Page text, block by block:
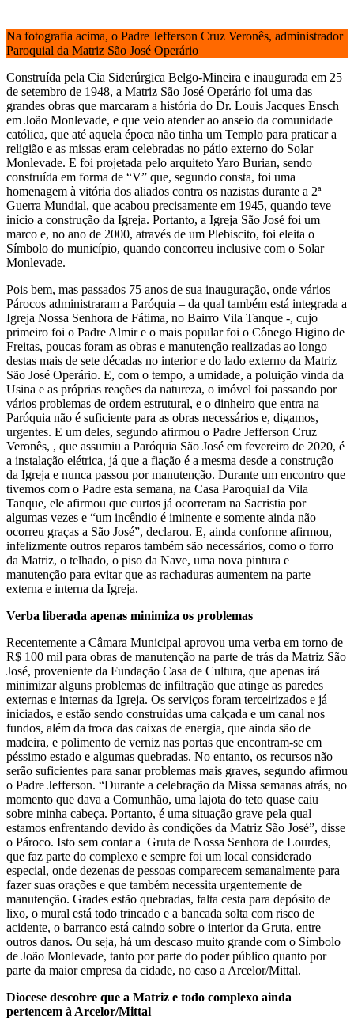
Na fotografia acima, o Padre Jefferson Cruz Veronês, administrador
Paroquial da Matriz São José Operário
Construída pela Cia Siderúrgica Belgo-Mineira e inaugurada em 25
de setembro de 1948, a Matriz São José Operário foi uma das
grandes obras que marcaram a história do Dr. Louis Jacques Ensch
em João Monlevade, e que veio atender ao anseio da comunidade
católica, que até aquela época não tinha um Templo para praticar a
religião e as missas eram celebradas no pátio externo do Solar
Monlevade. E foi projetada pelo arquiteto Yaro Burian, sendo
construída em forma de “V” que, segundo consta, foi uma
homenagem à vitória dos aliados contra os nazistas durante a 2ª
Guerra Mundial, que acabou precisamente em 1945, quando teve
início a construção da Igreja. Portanto, a Igreja São José foi um
marco e, no ano de 2000, através de um Plebiscito, foi eleita o
Símbolo do município, quando concorreu inclusive com o Solar
Monlevade.
Pois bem, mas passados 75 anos de sua inauguração, onde vários
Párocos administraram a Paróquia – da qual também está integrada a
Igreja Nossa Senhora de Fátima, no Bairro Vila Tanque -, cujo
primeiro foi o Padre Almir e o mais popular foi o Cônego Higino de
Freitas, poucas foram as obras e manutenção realizadas ao longo
destas mais de sete décadas no interior e do lado externo da Matriz
São José Operário. E, com o tempo, a umidade, a poluição vinda da
Usina e as próprias reações da natureza, o imóvel foi passando por
vários problemas de ordem estrutural, e o dinheiro que entra na
Paróquia não é suficiente para as obras necessários e, digamos,
urgentes. E um deles, segundo afirmou o Padre Jefferson Cruz
Veronês, , que assumiu a Paróquia São José em fevereiro de 2020, é
a instalação elétrica, já que a fiação é a mesma desde a construção
da Igreja e nunca passou por manutenção. Durante um encontro que
tivemos com o Padre esta semana, na Casa Paroquial da Vila
Tanque, ele afirmou que curtos já ocorreram na Sacristia por
algumas vezes e “um incêndio é iminente e somente ainda não
ocorreu graças a São José”, declarou. E, ainda conforme afirmou,
infelizmente outros reparos também são necessários, como o forro
da Matriz, o telhado, o piso da Nave, uma nova pintura e
manutenção para evitar que as rachaduras aumentem na parte
externa e interna da Igreja.
Verba liberada apenas minimiza os problemas
Recentemente a Câmara Municipal aprovou uma verba em torno de
R$ 100 mil para obras de manutenção na parte de trás da Matriz São
José, proveniente da Fundação Casa de Cultura, que apenas irá
minimizar alguns problemas de infiltração que atinge as paredes
externas e internas da Igreja. Os serviços foram terceirizados e já
iniciados, e estão sendo construídas uma calçada e um canal nos
fundos, além da troca das caixas de energia, que ainda são de
madeira, e polimento de verniz nas portas que encontram-se em
péssimo estado e algumas quebradas. No entanto, os recursos não
serão suficientes para sanar problemas mais graves, segundo afirmou
o Padre Jefferson. “Durante a celebração da Missa semanas atrás, no
momento que dava a Comunhão, uma lajota do teto quase caiu
sobre minha cabeça. Portanto, é uma situação grave pela qual
estamos enfrentando devido às condições da Matriz São José”, disse
o Pároco. Isto sem contar a Gruta de Nossa Senhora de Lourdes,
que faz parte do complexo e sempre foi um local considerado
especial, onde dezenas de pessoas comparecem semanalmente para
fazer suas orações e que também necessita urgentemente de
manutenção. Grades estão quebradas, falta cesta para depósito de
lixo, o mural está todo trincado e a bancada solta com risco de
acidente, o barranco está caindo sobre o interior da Gruta, entre
outros danos. Ou seja, há um descaso muito grande com o Símbolo
de João Monlevade, tanto por parte do poder público quanto por
parte da maior empresa da cidade, no caso a Arcelor/Mittal.
Diocese descobre que a Matriz e todo complexo ainda
pertencem à Arcelor/Mittal